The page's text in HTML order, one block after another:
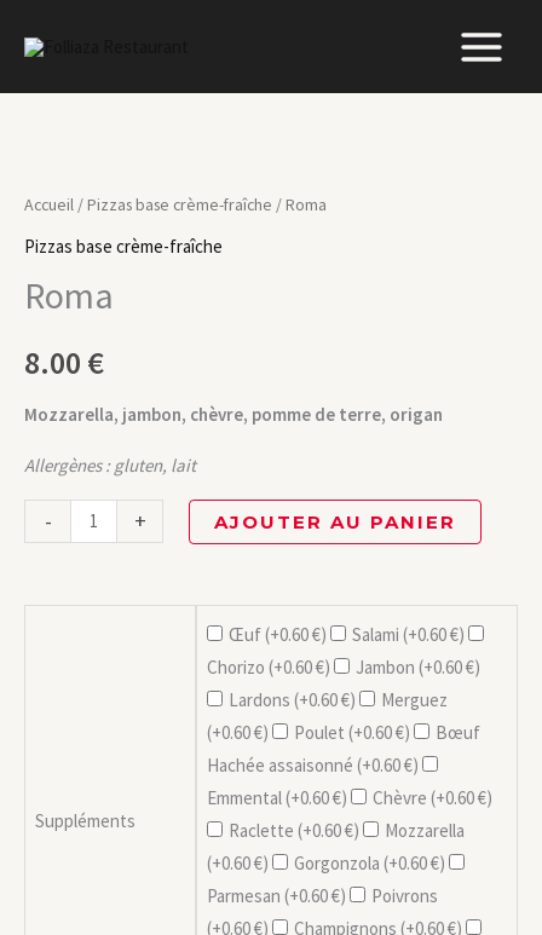
Accueil / Pizzas base crème-fraîche / Roma
Pizzas base crème-fraîche
Roma
8.00 €
Mozzarella, jambon, chèvre, pomme de terre, origan
Allergènes : gluten, lait
-
de
Roma
+ AJOUTER AU PANIER
Suppléments
Œuf (+0.60€) Salami (+0.60€)
Chorizo (+0.60€) Jambon (+0.60€)
Lardons (+0.60€)
Merguez
(+0.60€) Poulet (+0.60€)
Bœuf
Hachée assaisonné (+0.60€)
Emmental (+0.60€) Chèvre (+0.60€)
Raclette (+0.60€)
Mozzarella
(+0.60€) Gorgonzola (+0.60€)
Parmesan (+0.60€)
Poivrons
(+0.60€) Champignons (+0.60€)